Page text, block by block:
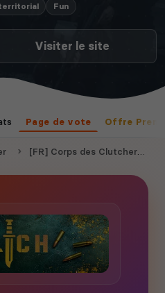
Fun
Visiter le site
Page de vote Offre
[FR] Corps des Clutchers 🪖